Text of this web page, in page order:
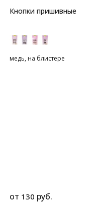
Кнопки пришивные
медь, на блистере
от 130 руб.